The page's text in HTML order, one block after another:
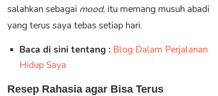
salahkan sebagai mood, itu memang musuh abadi
yang terus saya tebas setiap hari.
Baca di sini tentang : Blog Dalam Perjalanan
Hidup Saya
Resep Rahasia agar Bisa Terus